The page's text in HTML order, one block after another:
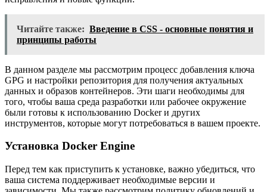
Читайте также: Введение в CSS - основные понятия и
принципы работы
В данном разделе мы рассмотрим процесс добавления ключа
GPG и настройки репозитория для получения актуальных
данных и образов контейнеров. Эти шаги необходимы для
того, чтобы ваша среда разработки или рабочее окружение
были готовы к использованию Docker и других
инструментов, которые могут потребоваться в вашем проекте.
Установка Docker Engine
Перед тем как приступить к установке, важно убедиться, что
ваша система поддерживает необходимые версии и